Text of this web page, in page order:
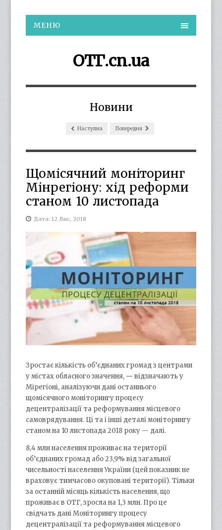
МЕНЮ
ОТГ.cn.ua
Новини
Наступна Попередня
Щомісячний моніторинг
Мінрегіону: хід реформи
станом 10 листопада
Дата: 12 Лис, 2018
Зростає кількість об’єднаних громад з центрами
у містах обласного значення, — відзначають у
Мірегіоні, аналізуючи дані останнього
щомісячного моніторингу процесу
децентралізації та реформування місцевого
самоврядування. Ці та і інші деталі моніторингу
станом на 10 листопада 2018 року — далі.
8,4 млн населення проживає на території
об’єднаних громад або 23,9% від загальної
чисельності населення України (цей показник не
враховує тимчасово окуповані території). Тільки
за останній місяць кількість населення, що
проживає в ОТГ, зросла на 1,3 млн. Про це
свідчать дані Моніторингу процесу
децентралізації та реформування місцевого